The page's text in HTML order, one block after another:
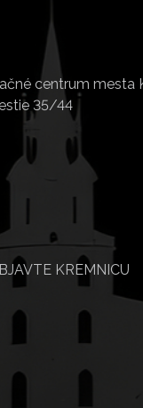
centrum mesta
35/44
KREMNICU